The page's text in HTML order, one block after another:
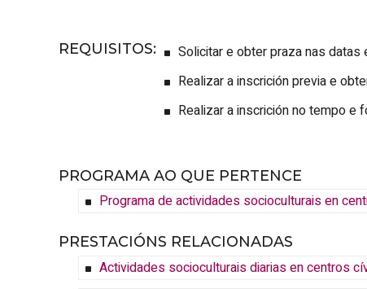
REQUISITOS:
Solicitar e obter praza nas
Realizar a inscrición previa e
Realizar a inscrición no tempo e
PROGRAMA AO QUE PERTENCE
Programa de actividades socioculturais en
PRESTACIÓNS RELACIONADAS
Actividades socioculturais diarias en centros